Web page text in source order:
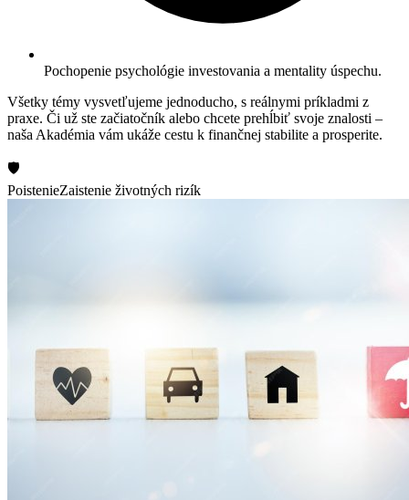
Pochopenie psychológie investovania a mentality úspechu.
Všetky témy vysvetľujeme jednoducho, s reálnymi príkladmi z
praxe. Či už ste začiatočník alebo chcete prehĺbiť svoje znalosti –
naša Akadémia vám ukáže cestu k finančnej stabilite a prosperite.
🛡️
PoistenieZaistenie životných rizík